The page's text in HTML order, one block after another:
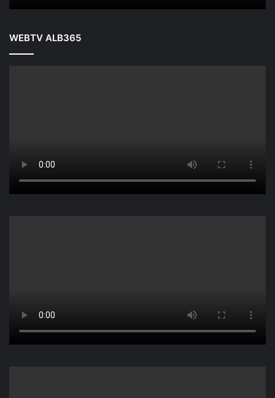
WEBTV ALB365